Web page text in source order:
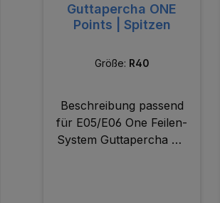
Guttapercha ONE
Points | Spitzen
Größe: R40
Beschreibung passend
für E05/E06 One Feilen-
System Guttapercha mit